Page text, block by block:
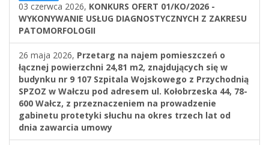
03 czerwca 2026, KONKURS OFERT 01/KO/2026 -
WYKONYWANIE USŁUG DIAGNOSTYCZNYCH Z ZAKRESU
PATOMORFOLOGII
26 maja 2026, Przetarg na najem pomieszczeń o
łącznej powierzchni 24,81 m2, znajdujących się w
budynku nr 9 107 Szpitala Wojskowego z Przychodnią
SPZOZ w Wałczu pod adresem ul. Kołobrzeska 44, 78-
600 Wałcz, z przeznaczeniem na prowadzenie
gabinetu protetyki słuchu na okres trzech lat od
dnia zawarcia umowy